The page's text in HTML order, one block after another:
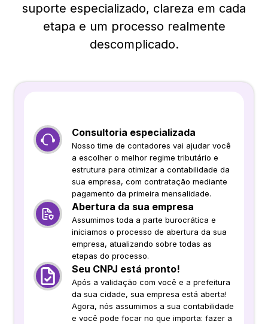
suporte especializado, clareza em cada
etapa e um processo realmente
descomplicado.
Consultoria especializada
Nosso time de contadores vai ajudar você
a escolher o melhor regime tributário e
estrutura para otimizar a contabilidade da
sua empresa, com contratação mediante
pagamento da primeira mensalidade.
Abertura da sua empresa
Assumimos toda a parte burocrática e
iniciamos o processo de abertura da sua
empresa, atualizando sobre todas as
etapas do processo.
Seu CNPJ está pronto!
Após a validação com você e a prefeitura
da sua cidade, sua empresa está aberta!
Agora, nós assumimos a sua contabilidade
e você pode focar no que importa: fazer a